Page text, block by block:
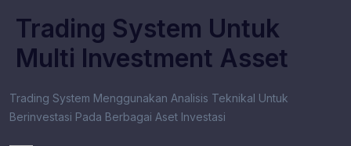
Trading System Untuk
Multi Investment Asset
Trading System Menggunakan Analisis Teknikal Untuk
Berinvestasi Pada Berbagai Aset Investasi